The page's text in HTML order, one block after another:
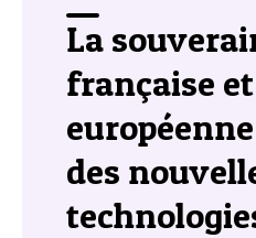
La
française et
des